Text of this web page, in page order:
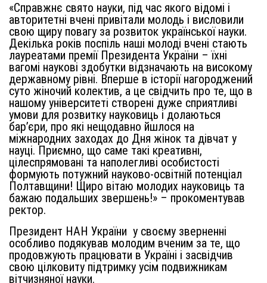
«Справжнє свято науки, під час якого відомі і
авторитетні вчені привітали молодь і висловили
свою щиру повагу за розвиток української науки.
Декілька років поспіль наші молоді вчені стають
лауреатами премії Президента України – їхні
вагомі наукові здобутки відзначають на високому
державному рівні. Вперше в історії нагороджений
суто жіночий колектив, а це свідчить про те, що в
нашому університеті створені дуже сприятливі
умови для розвитку науковиць і долаються
бар’єри, про які нещодавно йшлося на
міжнародних заходах до Дня жінок та дівчат у
науці. Приємно, що саме такі креативні,
цілеспрямовані та наполегливі особистості
формують потужний науково-освітній потенціал
Полтавщини! Щиро вітаю молодих науковиць та
бажаю подальших звершень!» – прокоментував
ректор.
Президент НАН України у своєму зверненні
особливо подякував молодим вченим за те, що
продовжують працювати в Україні і засвідчив
свою цілковиту підтримку усім подвижникам
вітчизняної науки.